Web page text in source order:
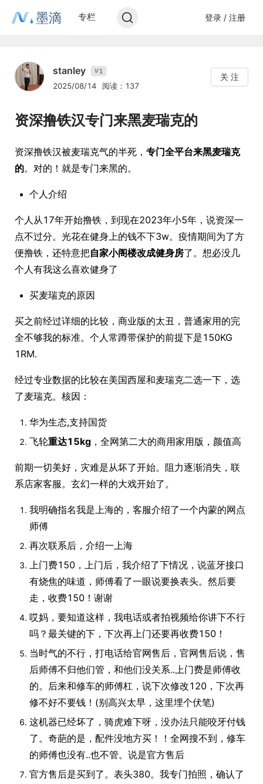
墨滴 专栏 登录 / 注册
stanley V1
2025/08/14 阅读：137
关 注
资深撸铁汉专门来黑麦瑞克的
资深撸铁汉被麦瑞克气的半死， 专门全平台来黑麦瑞克
的。对的！就是专门来黑的。
个人介绍
个人从17年开始撸铁，到现在2023年小5年，说资深一
点不过分。光花在健身上的钱不下3w。疫情期间为了方
便撸铁，还特意把自家小阁楼改成健身房了。想必没几
个人有我这么喜欢健身了
买麦瑞克的原因
买之前经过详细的比较，商业版的太丑，普通家用的完
全不够我的标准。个人常蹲带保护的前提下是150KG
1RM.
经过专业数据的比较在美国西屋和麦瑞克二选一下，选
了麦瑞克。核因：
华为生态,支持国货
飞轮重达15kg ，全网第二大的商用家用版，颜值高
前期一切美好，灾难是从坏了开始。阻力逐渐消失，联
系店家客服。玄幻一样的大戏开始了。
我明确指名我是上海的，客服介绍了一个内蒙的网点
师傅
再次联系后，介绍一上海
上门费150，上门后，我介绍了下情况，说蓝牙接口
有烧焦的味道，师傅看了一眼说要换表头。然后要
走，收费150！谢谢
哎妈，要知道这样，我电话或者拍视频给你讲下不行
吗？最关键的下，下次再上门还要再收费150！
当时气的不行，打电话给官网售后，官网售后说，售
后师傅不归他们管，和他们没关系..上门费是师傅收
的。后来和修车的师傅杠，说下次修改120，下次再
修不好不要钱！(别高兴太早，这里埋个伏笔)
这机器已经坏了，骑虎难下呀，没办法只能咬牙付钱
了。奇葩的是，配件没地方买！！全网搜不到，修车
的师傅也没有..也不管。说是官方售后
官方售后是买到了。表头380。我专门拍照，确认了